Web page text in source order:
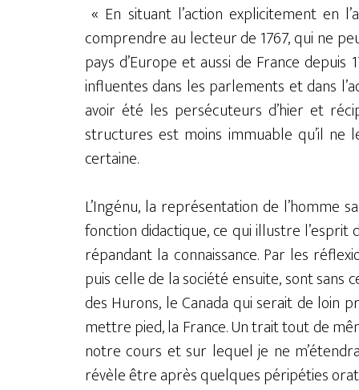
« En situant l’action explicitement en
comprendre au lecteur de 1767, qui ne
pays d’Europe et aussi de France
influentes dans les parlements et dans
avoir été les persécuteurs d’hier et
structures est moins immuable qu’il
certaine.
L’Ingénu, la représentation de l’homme
fonction didactique, ce qui illustre
répandant la connaissance. Par les
puis celle de la société ensuite, sont sans
des Hurons, le Canada qui serait de loin
mettre pied, la France. Un trait tout de
notre cours et sur lequel je ne
révèle être après quelques péripéties